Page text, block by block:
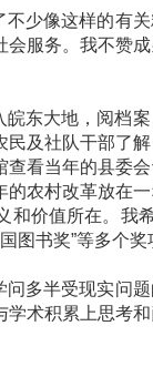
少像这样的有关
服务。我不赞
大地，阅档案
及社队干部了
看当年的县委
农村改革放在
价值所在。我
图书奖”等多个奖
多半受现实问题
术积累上思考